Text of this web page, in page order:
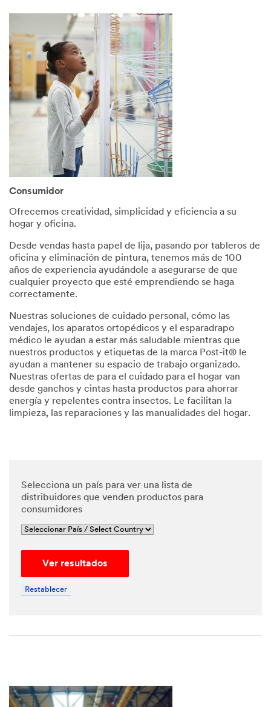
Consumidor
Ofrecemos creatividad, simplicidad y eficiencia a su
hogar y oficina.
Desde vendas hasta papel de lija, pasando por tableros de
oficina y eliminación de pintura, tenemos más de 100
años de experiencia ayudándole a asegurarse de que
cualquier proyecto que esté emprendiendo se haga
correctamente.
Nuestras soluciones de cuidado personal, cómo las
vendajes, los aparatos ortopédicos y el esparadrapo
médico le ayudan a estar más saludable mientras que
nuestros productos y etiquetas de la marca Post-it® le
ayudan a mantener su espacio de trabajo organizado.
Nuestras ofertas de para el cuidado para el hogar van
desde ganchos y cintas hasta productos para ahorrar
energía y repelentes contra insectos. Le facilitan la
limpieza, las reparaciones y las manualidades del hogar.
Selecciona un país para ver una lista de
distribuidores que venden productos para
consumidores
Ver resultados
Restablecer